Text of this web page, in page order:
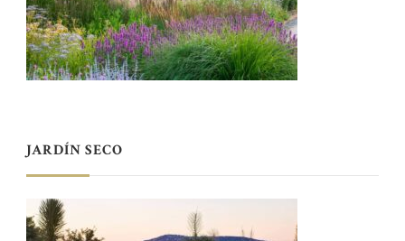
JARDÍN SECO